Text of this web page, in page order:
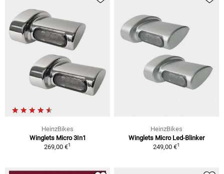
HeinzBikes
Winglets Micro 3In1
269,00 €1
HeinzBikes
Winglets Micro Led-Blinker
249,00 €1